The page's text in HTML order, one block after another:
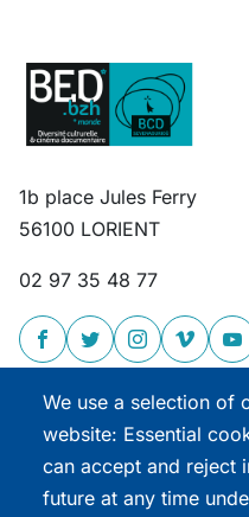
1b place Jules Ferry
56100 LORIENT
02 97 35 48 77
We use a selection of
website: Essential
can accept and reject
future at any time